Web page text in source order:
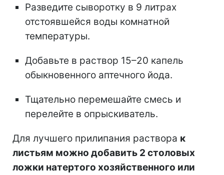
Разведите сыворотку в 9 литрах
отстоявшейся воды комнатной
температуры.
Добавьте в раствор 15–20 капель
обыкновенного аптечного йода.
Тщательно перемешайте смесь и
перелейте в опрыскиватель.
Для лучшего прилипания раствора к
листьям можно добавить 2 столовых
ложки натертого хозяйственного или